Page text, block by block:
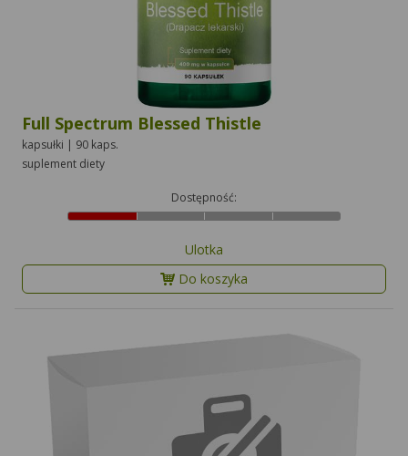
Full Spectrum Blessed Thistle
kapsułki | 90 kaps.
suplement diety
Dostępność:
Ulotka
Do koszyka